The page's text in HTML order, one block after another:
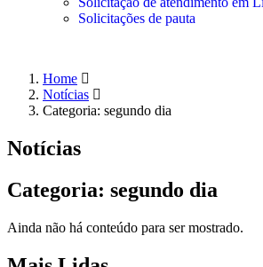
Solicitações de pauta
Home
Notícias
Categoria: segundo dia
Notícias
Categoria: segundo dia
Ainda não há conteúdo para ser mostrado.